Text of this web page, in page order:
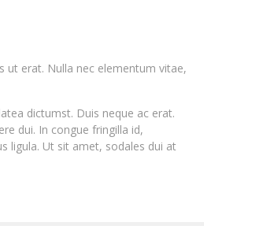
ut erat. Nulla nec elementum vitae,
dictumst. Duis neque ac erat.
dui. In congue fringilla id,
ligula. Ut sit amet, sodales dui at